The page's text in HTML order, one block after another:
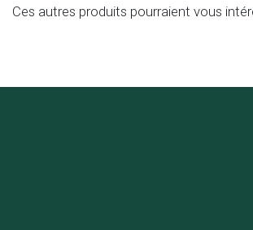
Ces autres produits pourraient vous